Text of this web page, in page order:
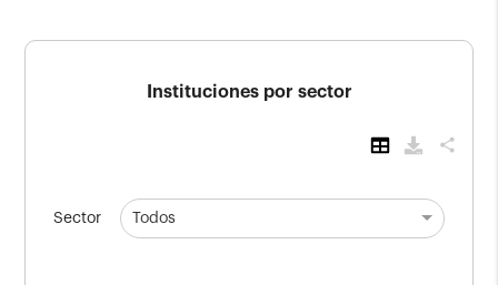
Instituciones por sector
share
Sector Todos